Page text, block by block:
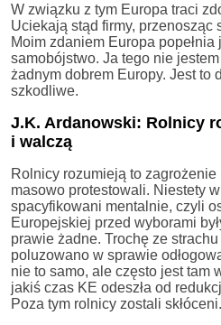
W związku z tym Europa traci
Uciekają stąd firmy, przenosząc
Moim zdaniem Europa
samobójstwo. Ja tego nie
żadnym dobrem Europy. Jest to
szkodliwe.
J.K. Ardanowski: Rolnicy
i walczą
Rolnicy rozumieją to
masowo protestowali. Niestety
spacyfikowani mentalnie, czyli
Europejskiej przed wyborami
prawie żadne. Trochę ze
poluzowano w sprawie
nie to samo, ale często jest tam
jakiś czas KE odeszła od
Poza tym rolnicy zostali skłóceni.